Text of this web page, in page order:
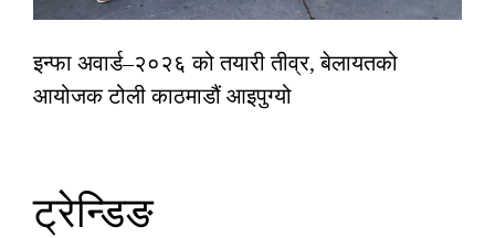
इन्फा अवार्ड–२०२६ को तयारी तीव्र, बेलायतको
आयोजक टोली काठमाडौं आइपुग्यो
ट्रेन्डिङ